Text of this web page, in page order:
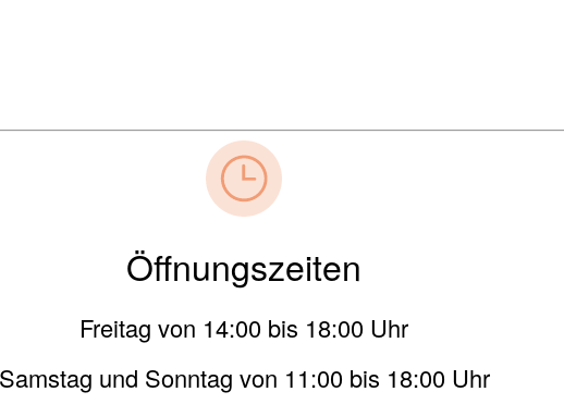
Öffnungszeiten
Freitag von 14:00 bis 18:00 Uhr
und Sonntag von 11:00 bis 18:00 Uhr